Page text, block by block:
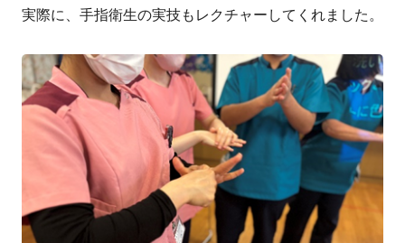
実際に、手指衛生の実技もレクチャーしてくれました。